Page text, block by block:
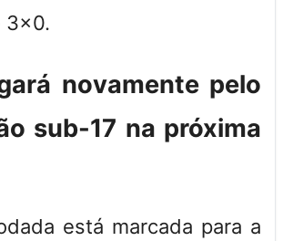
3×0.
novamente pelo
sub-17 na próxima
está marcada para a